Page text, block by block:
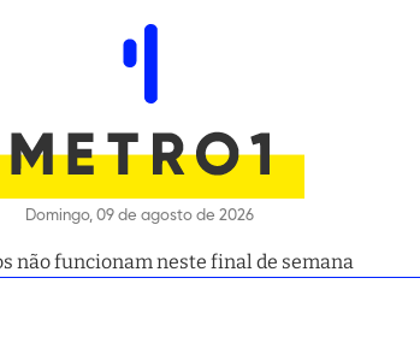
Domingo, 09 de agosto de 2026
não funcionam neste final de semana